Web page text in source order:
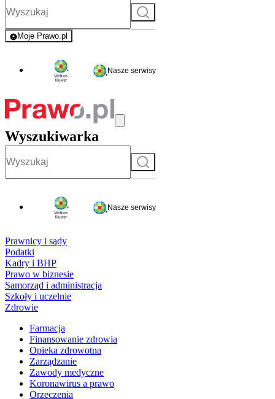
Szukaj
Moje Prawo.pl
- rejestracja i logowanie do serwisu
Nasze serwisy
Wyszukiwarka
Szukaj
Nasze serwisy
Prawnicy i sądy
Podatki
Kadry i BHP
Prawo w biznesie
Samorząd i administracja
Szkoły i uczelnie
Zdrowie
Farmacja
Finansowanie zdrowia
Opieka zdrowotna
Zarządzanie
Zawody medyczne
Koronawirus a prawo
Orzeczenia